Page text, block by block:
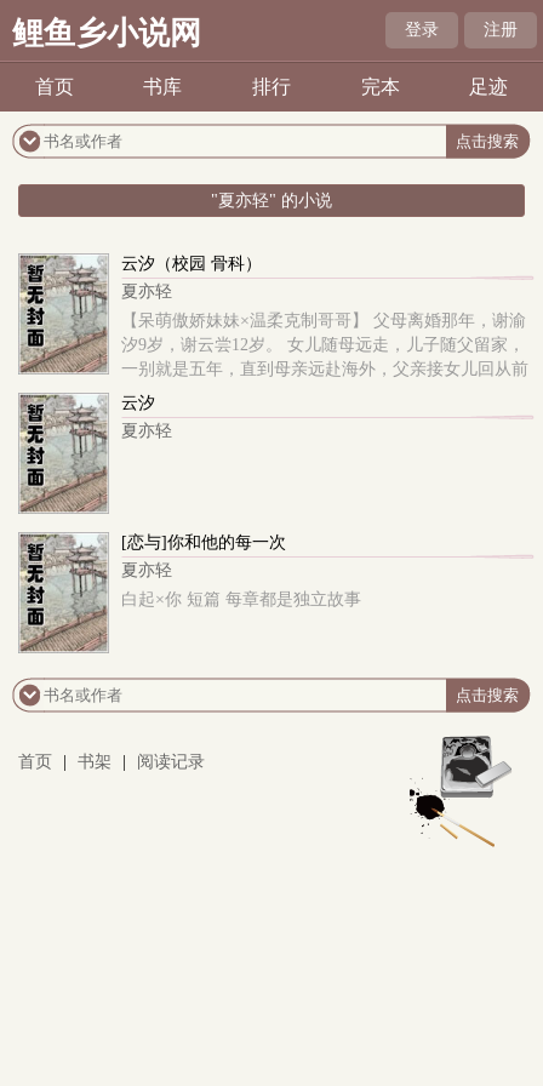
鲤鱼乡小说网 登录 注册
首页 书库 排行 完本 足迹
"夏亦轻" 的小说
云汐（校园 骨科）
夏亦轻
【呆萌傲娇妹妹×温柔克制哥哥】 父母离婚那年，谢渝
汐9岁，谢云尝12岁。 女儿随母远走，儿子随父留家，
一别就是五年，直到母亲远赴海外，父亲接女儿回从前
的家。 重逢那年，谢渝汐14岁，谢云尝17岁。 一切都
变了。 父亲再婚，家里多了一个继母，和一个17岁的继
姐。 从前开朗阳光的哥哥，变得冷淡陌生。 一句话概
云汐
夏亦轻
[恋与]你和他的每一次
夏亦轻
白起×你 短篇 每章都是独立故事
首页 书架 阅读记录